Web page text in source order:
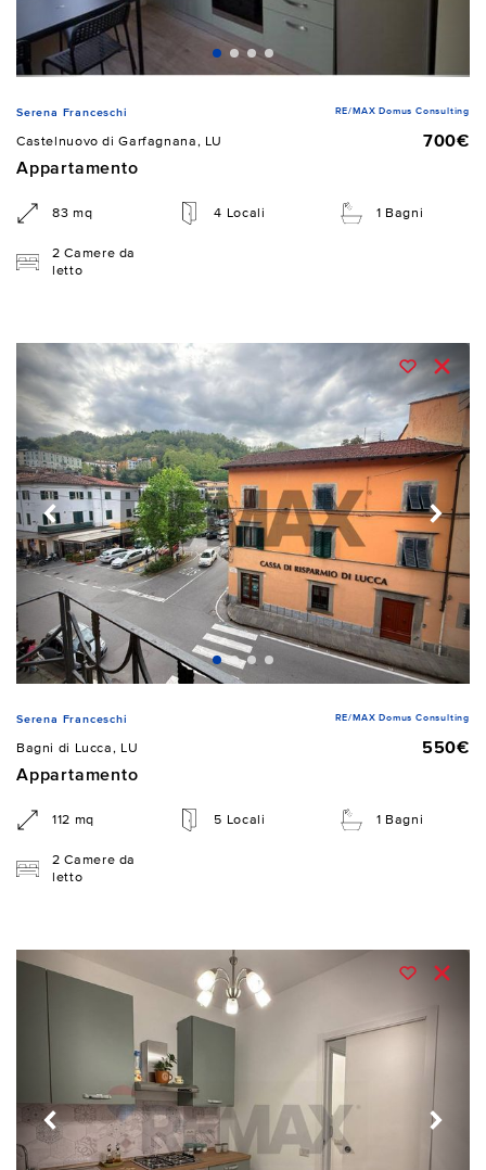
Serena Franceschi RE/MAX Domus Consulting
Castelnuovo di Garfagnana, LU
700€
Appartamento
83 mq 4 Locali 1 Bagni
2 Camere da
letto
Serena Franceschi RE/MAX Domus Consulting
Bagni di Lucca, LU
550€
Appartamento
112 mq 5 Locali 1 Bagni
2 Camere da
letto